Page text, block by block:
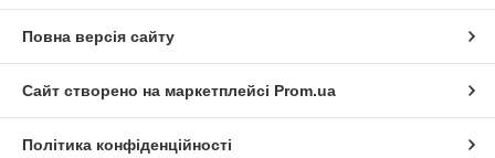
Повна версія сайту
Сайт створено на маркетплейсі Prom.ua
Політика конфіденційності